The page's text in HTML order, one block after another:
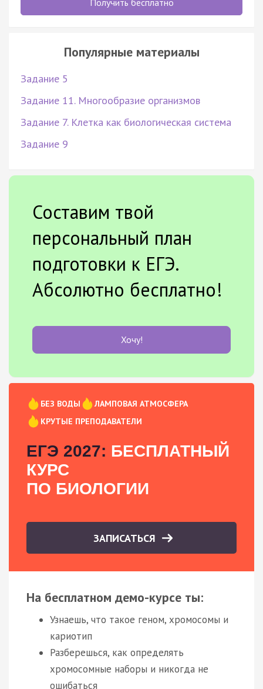
Популярные материалы
Задание 5
Задание 11. Многообразие организмов
Задание 7. Клетка как биологическая система
Задание 9
Составим твой
персональный план
подготовки к ЕГЭ.
Абсолютно бесплатно!
Хочу!
БЕЗ ВОДЫ
ЛАМПОВАЯ АТМОСФЕРА
КРУТЫЕ ПРЕПОДАВАТЕЛИ
ЕГЭ 2027: БЕСПЛАТНЫЙ
КУРС
ПО БИОЛОГИИ
ЗАПИСАТЬСЯ
На бесплатном демо-курсе ты:
Узнаешь, что такое геном, хромосомы и
кариотип
Разберешься, как определять
хромосомные наборы и никогда не
ошибаться